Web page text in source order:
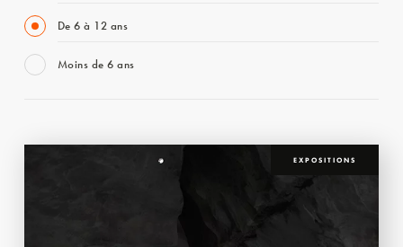
De 6 à 12 ans
Moins de 6 ans
EXPOSITIONS